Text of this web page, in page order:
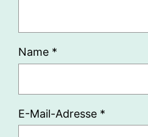
Name *
E-Mail-Adresse *